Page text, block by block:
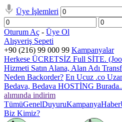
Üye İşlemleri
Oturum Aç - Üye Ol
Alışveriş Sepeti
+90 (216) 99 000 99 Kampanyalar
Herkese ÜCRETSİZ Full SİTE.
Hizmeti Satın Alana, Alan Adı
Neden Backorder? En Ucuz .co
Bedava, Bedava HOSTİNG
alımında indirim
TümüGenelDuyuruKampanyaHaber
Biz Kimiz?